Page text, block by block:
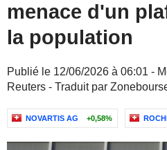
menace d'un
la population
Publié le 12/06/2026 à 06:01 -
Reuters - Traduit par
NOVARTIS AG +0,58%